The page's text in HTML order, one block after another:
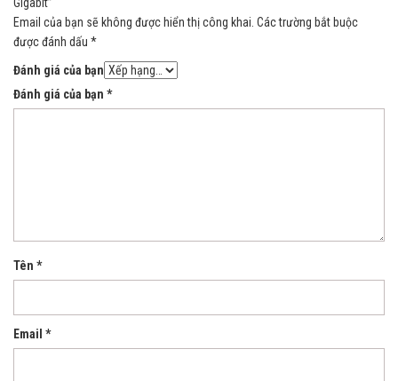
Email của bạn sẽ không được hiển thị công khai. Các trường bắt buộc
được đánh dấu *
Đánh giá của bạn
Đánh giá của bạn *
Tên *
Email *